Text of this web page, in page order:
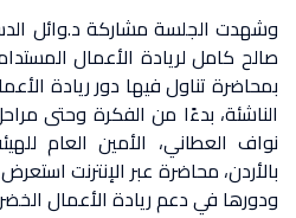
وشهدت الجلسة مشاركة د.وائل
صالح كامل لريادة الأعمال
بمحاضرة تناول فيها دور ريادة
الناشئة، بدءًا من الفكرة وحتى
نواف العطاني، الأمين العام
بالأردن، محاضرة عبر الإنترنت
ودورها في دعم ريادة الأعمال